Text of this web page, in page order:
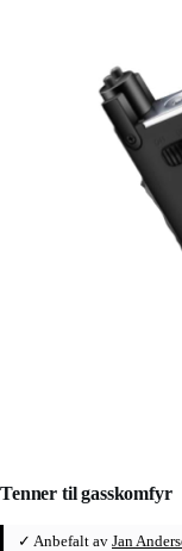
Tenner til gasskomfyr
✓ Anbefalt av Jan